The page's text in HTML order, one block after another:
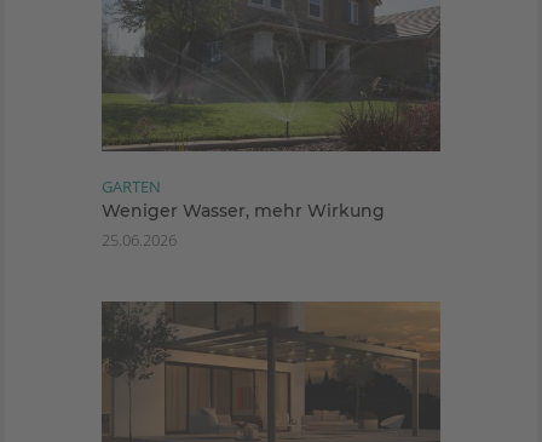
GARTEN
Weniger Wasser, mehr Wirkung
25.06.2026